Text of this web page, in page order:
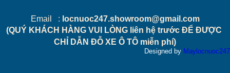
Email : locnuoc247.showroom@gmail.com
(QUÝ KHÁCH HÀNG VUI LÒNG liên hệ trước ĐỂ ĐƯỢC
CHỈ DẪN ĐỖ XE Ô TÔ miễn phí)
Designed by Maylocnuoc247